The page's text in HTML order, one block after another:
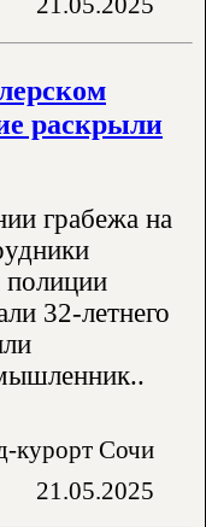
раскрыли
грабежа на
полиции
32-летнего
курорт Сочи
21.05.2025